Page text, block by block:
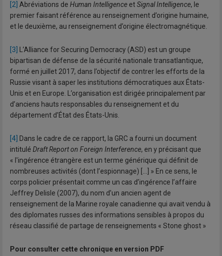
[2] Abréviations de Human Intelligence etSignal Intelligence, le
premier faisant référence au renseignement d’origine humaine,
et le deuxième, au renseignement d’origine électromagnétique.
[3]
L’Alliance for Securing Democracy (ASD) est un groupe
bipartisan de défense de la sécurité nationale transatlantique,
formé en juillet 2017, dans l’objectif de contrer les efforts de la
Russie visant à saper les institutions démocratiques aux États-
Unis et en Europe. L’organisation est dirigée principalement par
d’anciens hauts responsables du renseignement et du
département d’État des États-Unis.
[4] Dans le cadre de ce rapport, la GRC a fourni un document
intitulé Draft Report on Foreign Interference, en y précisant que
« l'ingérence étrangère est un terme générique qui définit de
nombreuses activités (dont l’espionnage) […] » En ce sens, le
corps policier présentait comme un cas d’ingérence l’affaire
Jeffrey Delisle (2007), du nom d’un ancien agent de
renseignement de la Marine royale canadienne qui avait vendu à
des diplomates russes des informations sensibles à propos du
réseau classifié de partage de renseignements « Stone ghost »
Pour consulter cette chronique en version PDF